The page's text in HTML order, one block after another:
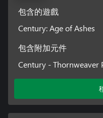
包含的遊戲
Century: Age of Ashes
包含附加元件
Century - Thornweaver